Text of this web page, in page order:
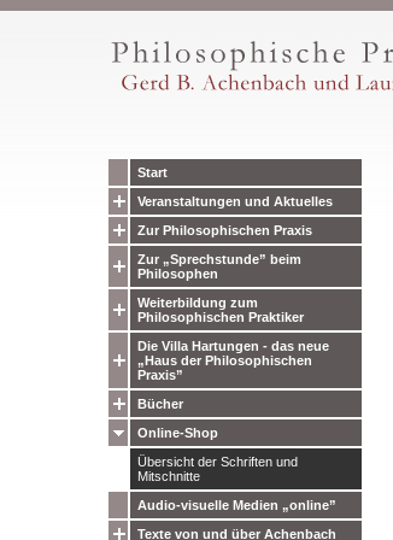
Start
Veranstaltungen und Aktuelles
Zur Philosophischen Praxis
Zur „Sprechstunde” beim
Philosophen
Weiterbildung zum
Philosophischen Praktiker
Die Villa Hartungen - das neue
„Haus der Philosophischen
Praxis”
Bücher
Online-Shop
Übersicht der Schriften und
Mitschnitte
Audio-visuelle Medien „online”
Texte von und über Achenbach